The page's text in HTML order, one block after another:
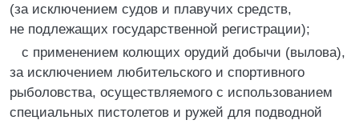
(за исключением судов и плавучих средств,
не подлежащих государственной регистрации);
с применением колющих орудий добычи (вылова),
за исключением любительского и спортивного
рыболовства, осуществляемого с использованием
специальных пистолетов и ружей для подводной